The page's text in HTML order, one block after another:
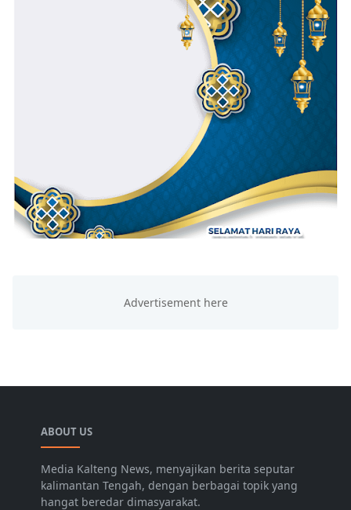
ABOUT US
Media Kalteng News, menyajikan berita seputar
kalimantan Tengah, dengan berbagai topik yang
hangat beredar dimasyarakat.